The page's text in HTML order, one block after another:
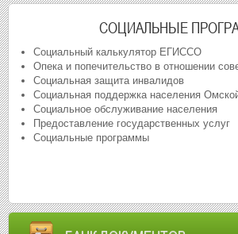
СОЦИАЛЬНЫЕ
Социальный калькулятор ЕГИССО
Опека и попечительство в отношении
Социальная защита инвалидов
Социальная поддержка населения
Социальное обслуживание населения
Предоставление государственных услуг
Социальные программы